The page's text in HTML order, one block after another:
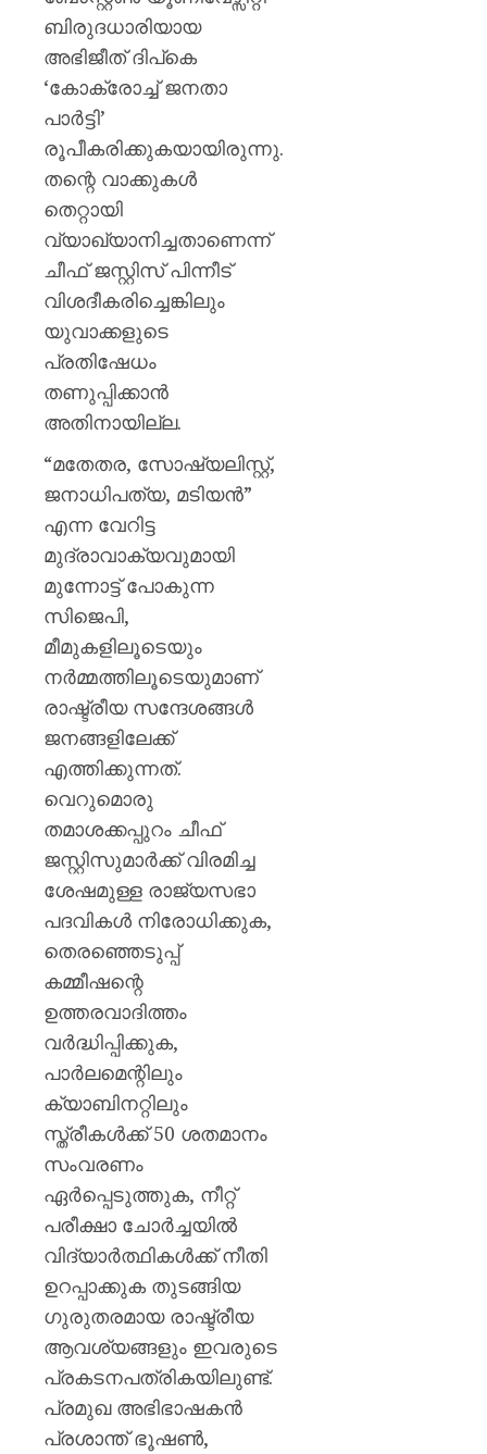
ബിരുദധാരിയായ
അഭിജീത് ദിപ്കെ
‘കോക്രോച്ച് ജനതാ
പാർട്ടി’
രൂപീകരിക്കുകയായിരുന്നു.
തന്റെ വാക്കുകൾ
തെറ്റായി
വ്യാഖ്യാനിച്ചതാണെന്ന്
ചീഫ് ജസ്റ്റിസ് പിന്നീട്
വിശദീകരിച്ചെങ്കിലും
യുവാക്കളുടെ
പ്രതിഷേധം
തണുപ്പിക്കാൻ
അതിനായില്ല.
“മതേതര, സോഷ്യലിസ്റ്റ്,
ജനാധിപത്യ, മടിയൻ”
എന്ന വേറിട്ട
മുദ്രാവാക്യവുമായി
മുന്നോട്ട് പോകുന്ന
സിജെപി,
മീമുകളിലൂടെയും
നർമ്മത്തിലൂടെയുമാണ്
രാഷ്ട്രീയ സന്ദേശങ്ങൾ
ജനങ്ങളിലേക്ക്
എത്തിക്കുന്നത്.
വെറുമൊരു
തമാശക്കപ്പുറം ചീഫ്
ജസ്റ്റിസുമാർക്ക് വിരമിച്ച
ശേഷമുള്ള രാജ്യസഭാ
പദവികൾ നിരോധിക്കുക,
തെരഞ്ഞെടുപ്പ്
കമ്മീഷന്റെ
ഉത്തരവാദിത്തം
വർദ്ധിപ്പിക്കുക,
പാർലമെന്റിലും
ക്യാബിനറ്റിലും
സ്ത്രീകൾക്ക് 50 ശതമാനം
സംവരണം
ഏർപ്പെടുത്തുക, നീറ്റ്
പരീക്ഷാ ചോർച്ചയിൽ
വിദ്യാർത്ഥികൾക്ക് നീതി
ഉറപ്പാക്കുക തുടങ്ങിയ
ഗുരുതരമായ രാഷ്ട്രീയ
ആവശ്യങ്ങളും ഇവരുടെ
പ്രകടനപത്രികയിലുണ്ട്.
പ്രമുഖ അഭിഭാഷകൻ
പ്രശാന്ത് ഭൂഷൺ,